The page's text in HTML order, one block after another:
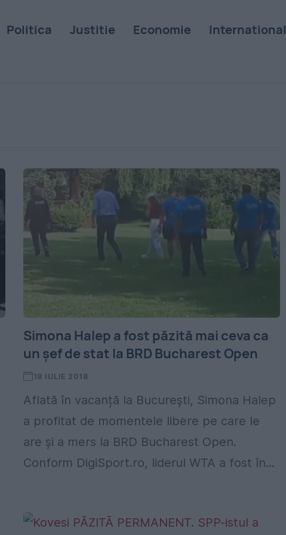
Politica Justitie Economie International
Simona Halep a fost păzită mai ceva ca
un șef de stat la BRD Bucharest Open
18 IULIE 2018
Aflată în vacanță la București, Simona Halep
a profitat de momentele libere pe care le
are și a mers la BRD Bucharest Open.
Conform DigiSport.ro, liderul WTA a fost în...